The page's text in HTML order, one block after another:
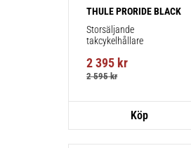
THULE PRORIDE BLACK
Storsäljande
takcykelhållare
2 395 kr
2 595kr